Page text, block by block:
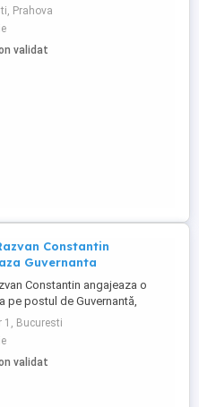
cunoscatoare a limbii
va fi in Ploiesti, str.
nr. 20, bl. K2, et 2, ap. 12,
in data de 31 iulie 2026,
Prahova
validat
Constantin
Guvernanta
Constantin angajeaza o
pe postul de Guvernantă,
a limbii engleze.Interviul va
Sector 1, Strada Barajul
Bl.1B et.4 ap.14, in data de 31
ora 09:30.
1, Bucuresti
validat